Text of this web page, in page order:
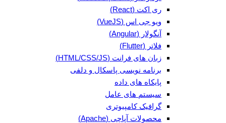
ری اکت (React)
ویو جی اس (VueJS)
آنگولار (Angular)
فلاتر (Flutter)
زبان های فرانت (HTML/CSS/JS)
برنامه نویسی پاسکال و دلفی
پایکاه های داده
سیستم های عامل
گرافیک کامپیوتری
محصولات آپاچی (Apache)